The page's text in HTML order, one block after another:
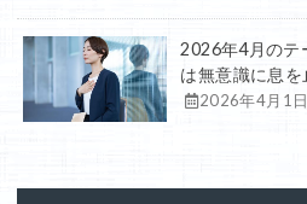
2026年4月のテ
は無意識に息
2026年4月1日